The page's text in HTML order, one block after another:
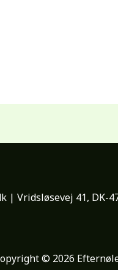
| Vridsløsevej 41, DK-
© 2026